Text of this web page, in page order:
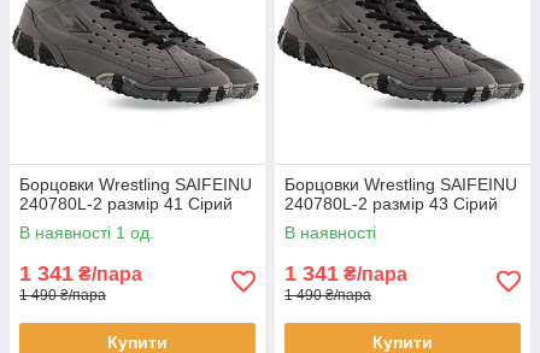
Борцовки Wrestling SAIFEINU
240780L-2 размір 41 Сірий
В наявності 1 од.
1 341 ₴/пара
1 490 ₴/пара
Купити
Борцовки Wrestling SAIFEINU
240780L-2 размір 43 Сірий
В наявності
1 341 ₴/пара
1 490 ₴/пара
Купити